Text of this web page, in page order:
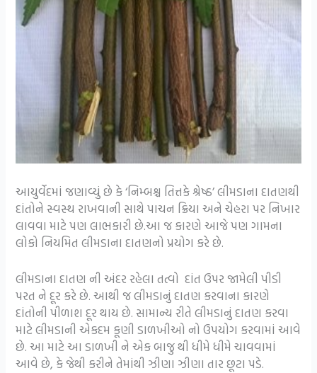
આયુર્વેદમાં જણાવ્યું છે કે ‘નિમ્બશ્ચ તિત્તકે શ્રેષ્ઠ’ લીમડાના દાતણથી
દાંતોને સ્વસ્થ રાખવાની સાથે પાચન ક્રિયા અને ચેહરા પર નિખાર
લાવવા માટે પણ લાભકારી છે.આ જ કારણે આજે પણ ગામના
લોકો નિયમિત લીમડાના દાતણનો પ્રયોગ કરે છે.
લીમડાના દાતણ ની અંદર રહેલા તત્વો દાંત ઉપર જામેલી પીડી
પરત ને દૂર કરે છે. આથી જ લીમડાનું દાતણ કરવાના કારણે
દાંતોની પીળાશ દૂર થાય છે. સામાન્ય રીતે લીમડાનું દાતણ કરવા
માટે લીમડાની એકદમ કૂણી ડાળખીઓ નો ઉપયોગ કરવામાં આવે
છે. આ માટે આ ડાળખી ને એક બાજુ થી ધીમે ધીમે ચાવવામાં
આવે છે, કે જેથી કરીને તેમાંથી ઝીણા ઝીણા તાર છૂટા પડે.